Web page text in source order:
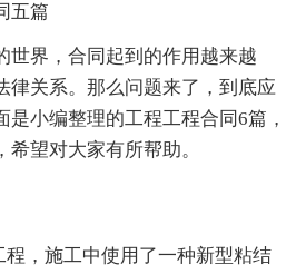
五篇
世界，合同起到的作用越来越
律关系。那么问题来了，到底应
是小编整理的工程工程合同6篇，
望对大家有所帮助。
程，施工中使用了一种新型粘结